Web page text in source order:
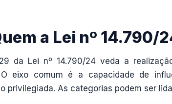
a Lei nº 14.790/
da Lei nº 14.790/24 veda a
O eixo comum é a capacidade de
privilegiada. As categorias podem ser